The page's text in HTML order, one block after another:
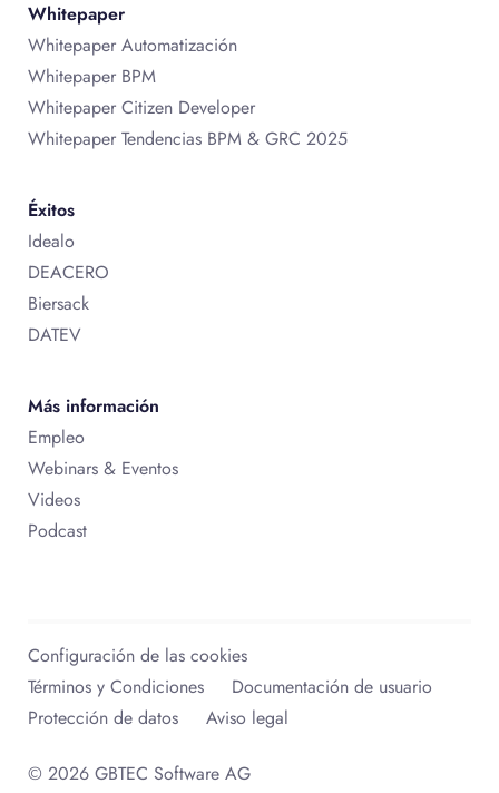
Whitepaper
Whitepaper Automatización
Whitepaper BPM
Whitepaper Citizen Developer
Whitepaper Tendencias BPM & GRC 2025
Éxitos
Idealo
DEACERO
Biersack
DATEV
Más información
Empleo
Webinars & Eventos
Videos
Podcast
© 2026 GBTEC Software AG
Configuración de las cookies
Términos y Condiciones
Documentación de usuario
Protección de datos
Aviso legal